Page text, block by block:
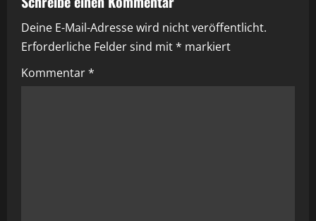
g
a
t
Deine E-Mail-Adresse wird nicht veröffentlicht.
Erforderliche Felder sind mit* markiert
Kommentar*